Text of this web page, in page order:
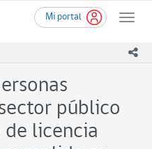
Mi portal
Toggle
público
de licencia